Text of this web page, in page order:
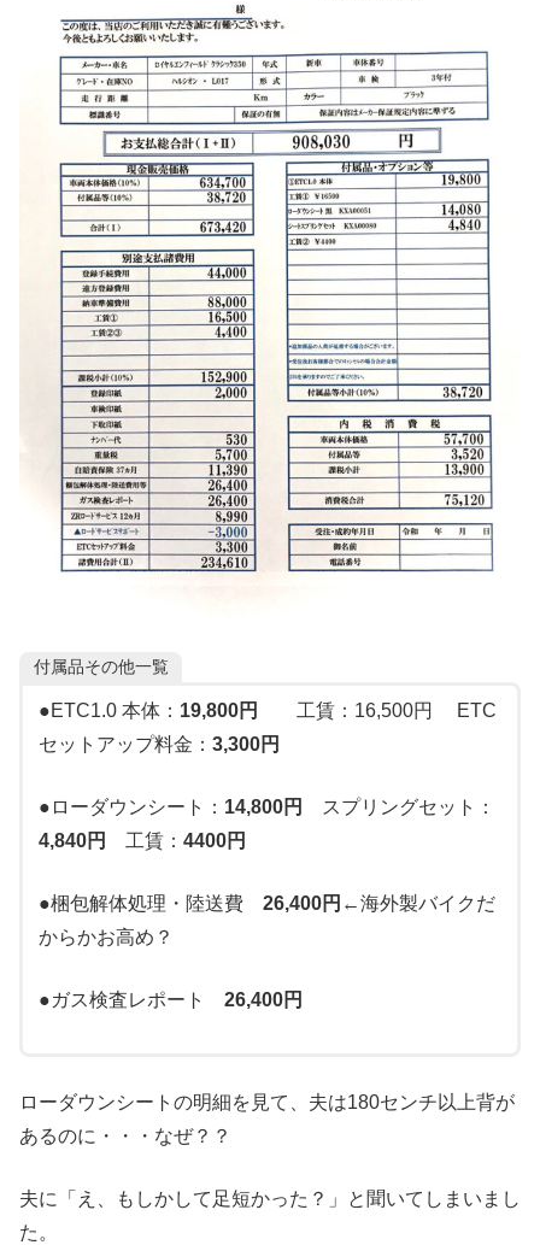
付属品その他一覧
●ETC1.0 本体： 19,800円
工賃：16,500円 ETC
セットアップ料金： 3,300円
●ローダウンシート： 14,800円
スプリングセット：
4,840円
工賃： 4400円
●梱包解体処理・陸送費 26,400円 ←海外製バイクだ
からかお高め？
●ガス検査レポート 26,400円
ローダウンシートの明細を見て、夫は180センチ以上背が
あるのに・・・なぜ？？
夫に「え、もしかして足短かった？」と聞いてしまいまし
た。